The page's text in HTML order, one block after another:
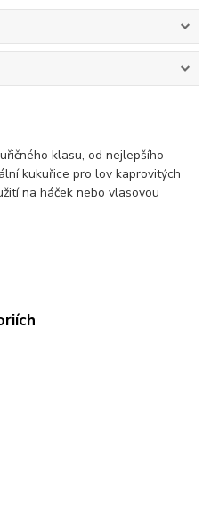
klasu, od nejlepšího
kukuřice pro lov kaprovitých
na háček nebo vlasovou